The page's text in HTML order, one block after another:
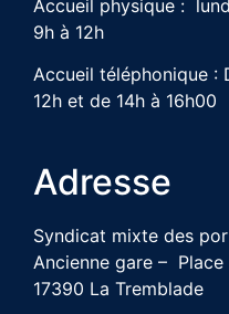
Accueil physique :
9h à 12h
Accueil téléphonique :
12h et de 14h à 16h00
Adresse
Syndicat mixte des
Ancienne gare – Place
17390 La Tremblade